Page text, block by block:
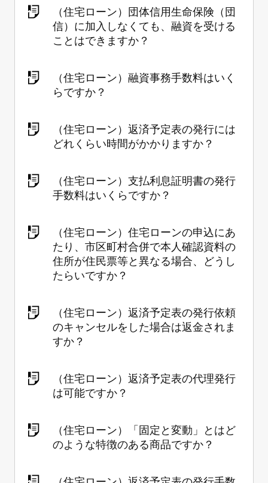
（住宅ローン）団体信用生命保険（団
信）に加入しなくても、融資を受ける
ことはできますか？
（住宅ローン）融資事務手数料はいく
らですか？
（住宅ローン）返済予定表の発行には
どれくらい時間がかかりますか？
（住宅ローン）支払利息証明書の発行
手数料はいくらですか？
（住宅ローン）住宅ローンの申込にあ
たり、市区町村合併で本人確認資料の
住所が住民票等と異なる場合、どうし
たらいですか？
（住宅ローン）返済予定表の発行依頼
のキャンセルをした場合は返金されま
すか？
（住宅ローン）返済予定表の代理発行
は可能ですか？
（住宅ローン）「固定と変動」とはど
のような特徴のある商品ですか？